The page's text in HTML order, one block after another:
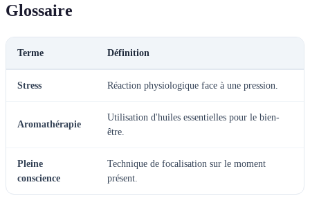
Glossaire
Terme Définition
Stress Réaction physiologique face à une pression.
Aromathérapie
Utilisation d'huiles essentielles pour le bien-
être.
Pleine
conscience
Technique de focalisation sur le moment
présent.